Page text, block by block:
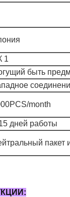
1
быть
month
дней работы
пакет